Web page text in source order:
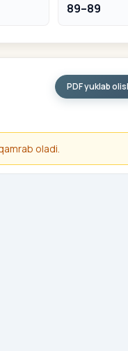
89–89
PDF yuklab
oladi.